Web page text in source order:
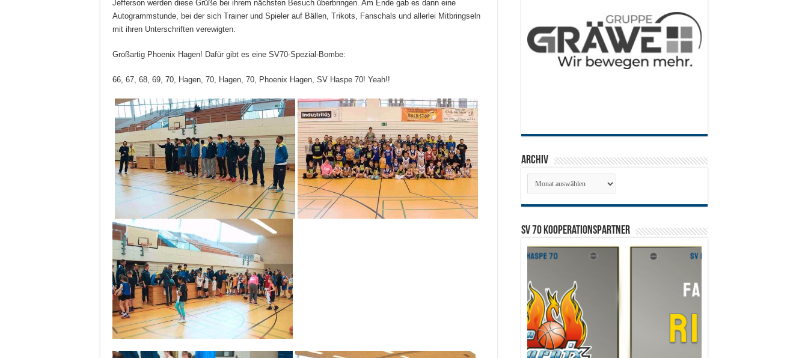
Jefferson werden diese Grüße bei ihrem nächsten Besuch überbringen. Am Ende gab es dann eine
Autogrammstunde, bei der sich Trainer und Spieler auf Bällen, Trikots, Fanschals und allerlei Mitbringseln
mit ihren Unterschriften verewigten.
Großartig Phoenix Hagen! Dafür gibt es eine SV70-Spezial-Bombe:
66, 67, 68, 69, 70, Hagen, 70, Hagen, 70, Phoenix Hagen, SV Haspe 70! Yeah!!
Archiv
Archiv
SV 70 Kooperationspartner